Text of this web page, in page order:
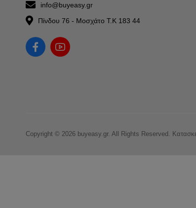
info@buyeasy.gr
Πίνδου 76 - Μοσχάτο Τ.Κ 183 44
Copyright © 2026 buyeasy.gr. All Rights Reserved.